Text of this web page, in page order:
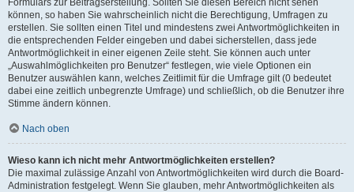
Formulars zur Beitragserstellung. Sollten Sie diesen Bereich nicht sehen
können, so haben Sie wahrscheinlich nicht die Berechtigung, Umfragen zu
erstellen. Sie sollten einen Titel und mindestens zwei Antwortmöglichkeiten in
die entsprechenden Felder eingeben und dabei sicherstellen, dass jede
Antwortmöglichkeit in einer eigenen Zeile steht. Sie können auch unter
„Auswahlmöglichkeiten pro Benutzer“ festlegen, wie viele Optionen ein
Benutzer auswählen kann, welches Zeitlimit für die Umfrage gilt (0 bedeutet
dabei eine zeitlich unbegrenzte Umfrage) und schließlich, ob die Benutzer ihre
Stimme ändern können.
Nach oben
Wieso kann ich nicht mehr Antwortmöglichkeiten erstellen?
Die maximal zulässige Anzahl von Antwortmöglichkeiten wird durch die Board-
Administration festgelegt. Wenn Sie glauben, mehr Antwortmöglichkeiten als